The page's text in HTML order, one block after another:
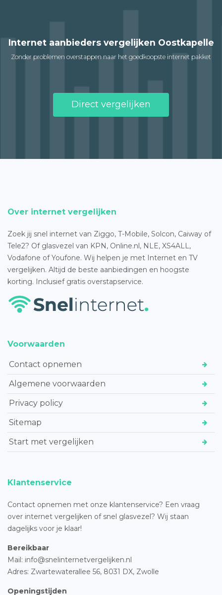
Internet aanbieders vergelijken Oostkapelle
Zonder problemen overstappen naar het goedkoopste internet pakket
Direct vergelijken
Over internet vergelijken
Zoek jij snel internet van Ziggo, T-Mobile, Solcon, Caiway of
Tele2? Of glasvezel van KPN, Online.nl, NLE, XS4ALL,
Vodafone of Youfone. Wij helpen je met Internet en TV
vergelijken. Altijd de beste aanbiedingen en hoogste
korting. Inclusief gratis overstapservice.
Voorwaarden
Contact opnemen
Algemene voorwaarden
Privacy policy
Sitemap
Start met vergelijken
Klantenservice
Contact opnemen met onze klantenservice? Een vraag
over internet vergelijken of snel glasvezel? Wij staan
dagelijks voor je klaar!
Bereikbaar
Mail: info@snelinternetvergelijken.nl
Adres: Zwartewaterallee 56, 8031 DX, Zwolle
Openingstijden